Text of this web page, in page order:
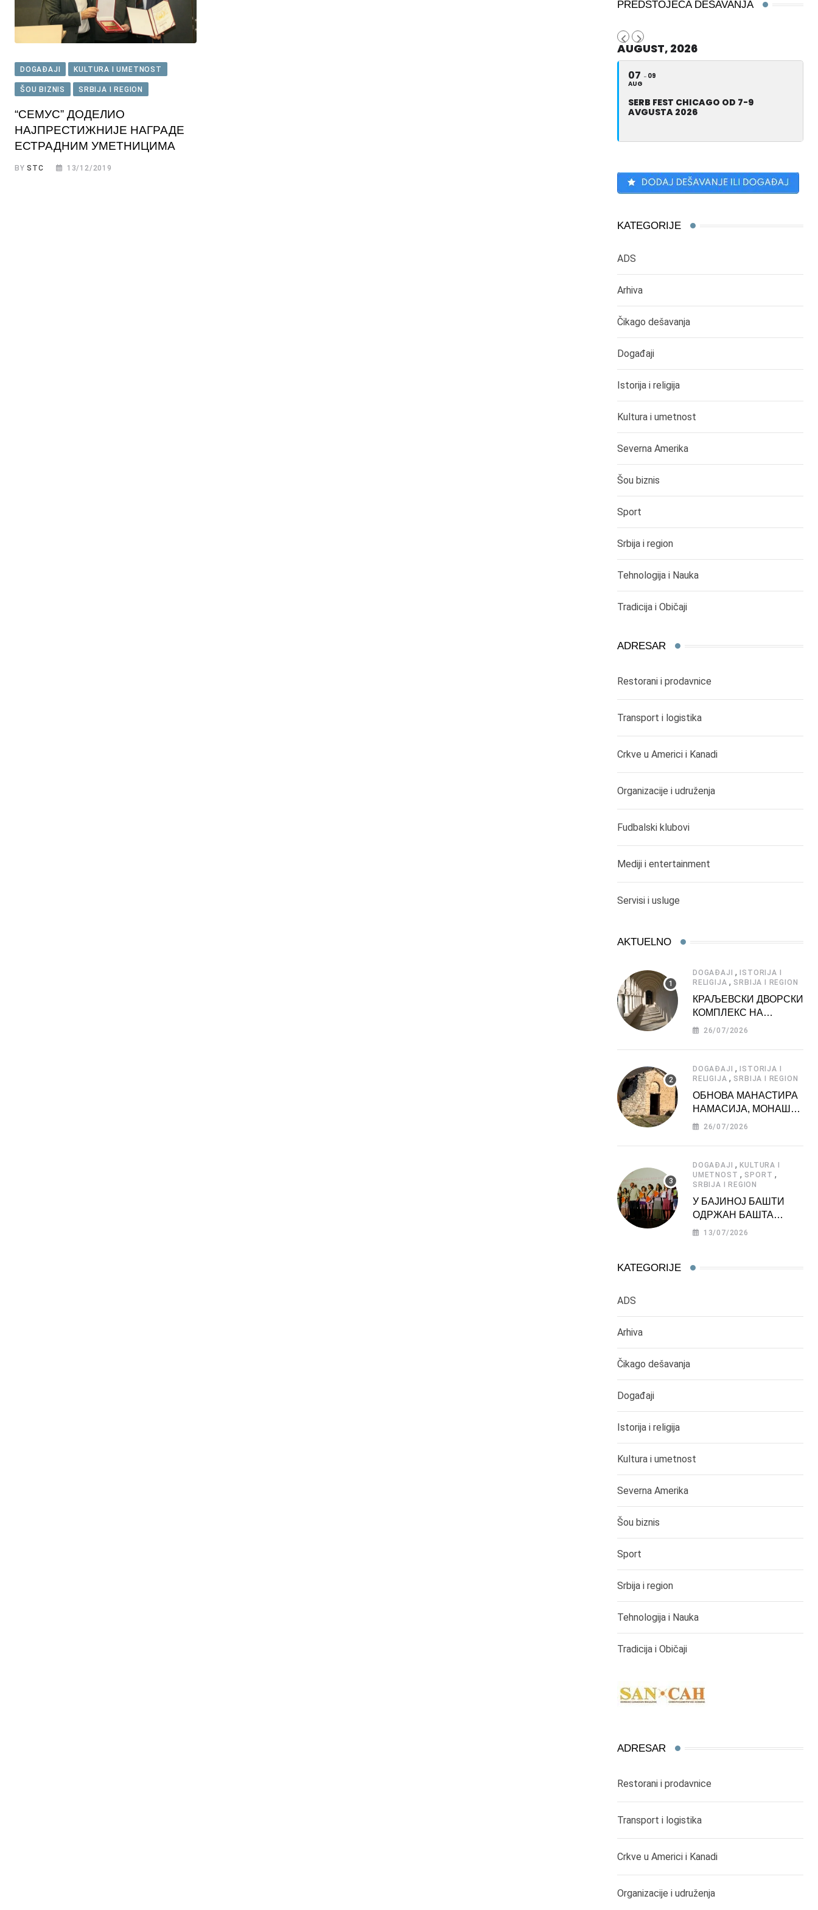
DOGAĐAJI KULTURA I UMETNOST
ŠOU BIZNIS SRBIJA I REGION
“СЕМУС” ДОДЕЛИО
НАЈПРЕСТИЖНИЈЕ НАГРАДЕ
ЕСТРАДНИМ УМЕТНИЦИМА
BYSTC 13/12/2019
PREDSTOJEĆA DEŠAVANJA
AUGUST, 2026
07
AUG
09
SERB FEST CHICAGO OD 7-9
AVGUSTA 2026
KATEGORIJE
ADS
Arhiva
Čikago dešavanja
Događaji
Istorija i religija
Kultura i umetnost
Severna Amerika
Šou biznis
Sport
Srbija i region
Tehnologija i Nauka
Tradicija i Običaji
ADRESAR
Restorani i prodavnice
Transport i logistika
Crkve u Americi i Kanadi
Organizacije i udruženja
Fudbalski klubovi
Mediji i entertainment
Servisi i usluge
AKTUELNO
DOGAĐAJI , ISTORIJA I
RELIGIJA , SRBIJA I REGION
КРАЉЕВСКИ ДВОРСКИ
КОМПЛЕКС НА
ДЕДИЊУ –
АТРАКЦИЈА
26/07/2026
DOGAĐAJI , ISTORIJA I
RELIGIJA , SRBIJA I REGION
ОБНОВА МАНАСТИРА
НАМАСИЈА, МОНАШКЕ
ЗАДУЖБИНЕ
26/07/2026
DOGAĐAJI ,KULTURA I
UMETNOST , SPORT ,
SRBIJA I REGION
У БАЈИНОЈ БАШТИ
ОДРЖАН БАШТА
ФЕСТ 2026
13/07/2026
KATEGORIJE
ADS
Arhiva
Čikago dešavanja
Događaji
Istorija i religija
Kultura i umetnost
Severna Amerika
Šou biznis
Sport
Srbija i region
Tehnologija i Nauka
Tradicija i Običaji
ADRESAR
Restorani i prodavnice
Transport i logistika
Crkve u Americi i Kanadi
Organizacije i udruženja